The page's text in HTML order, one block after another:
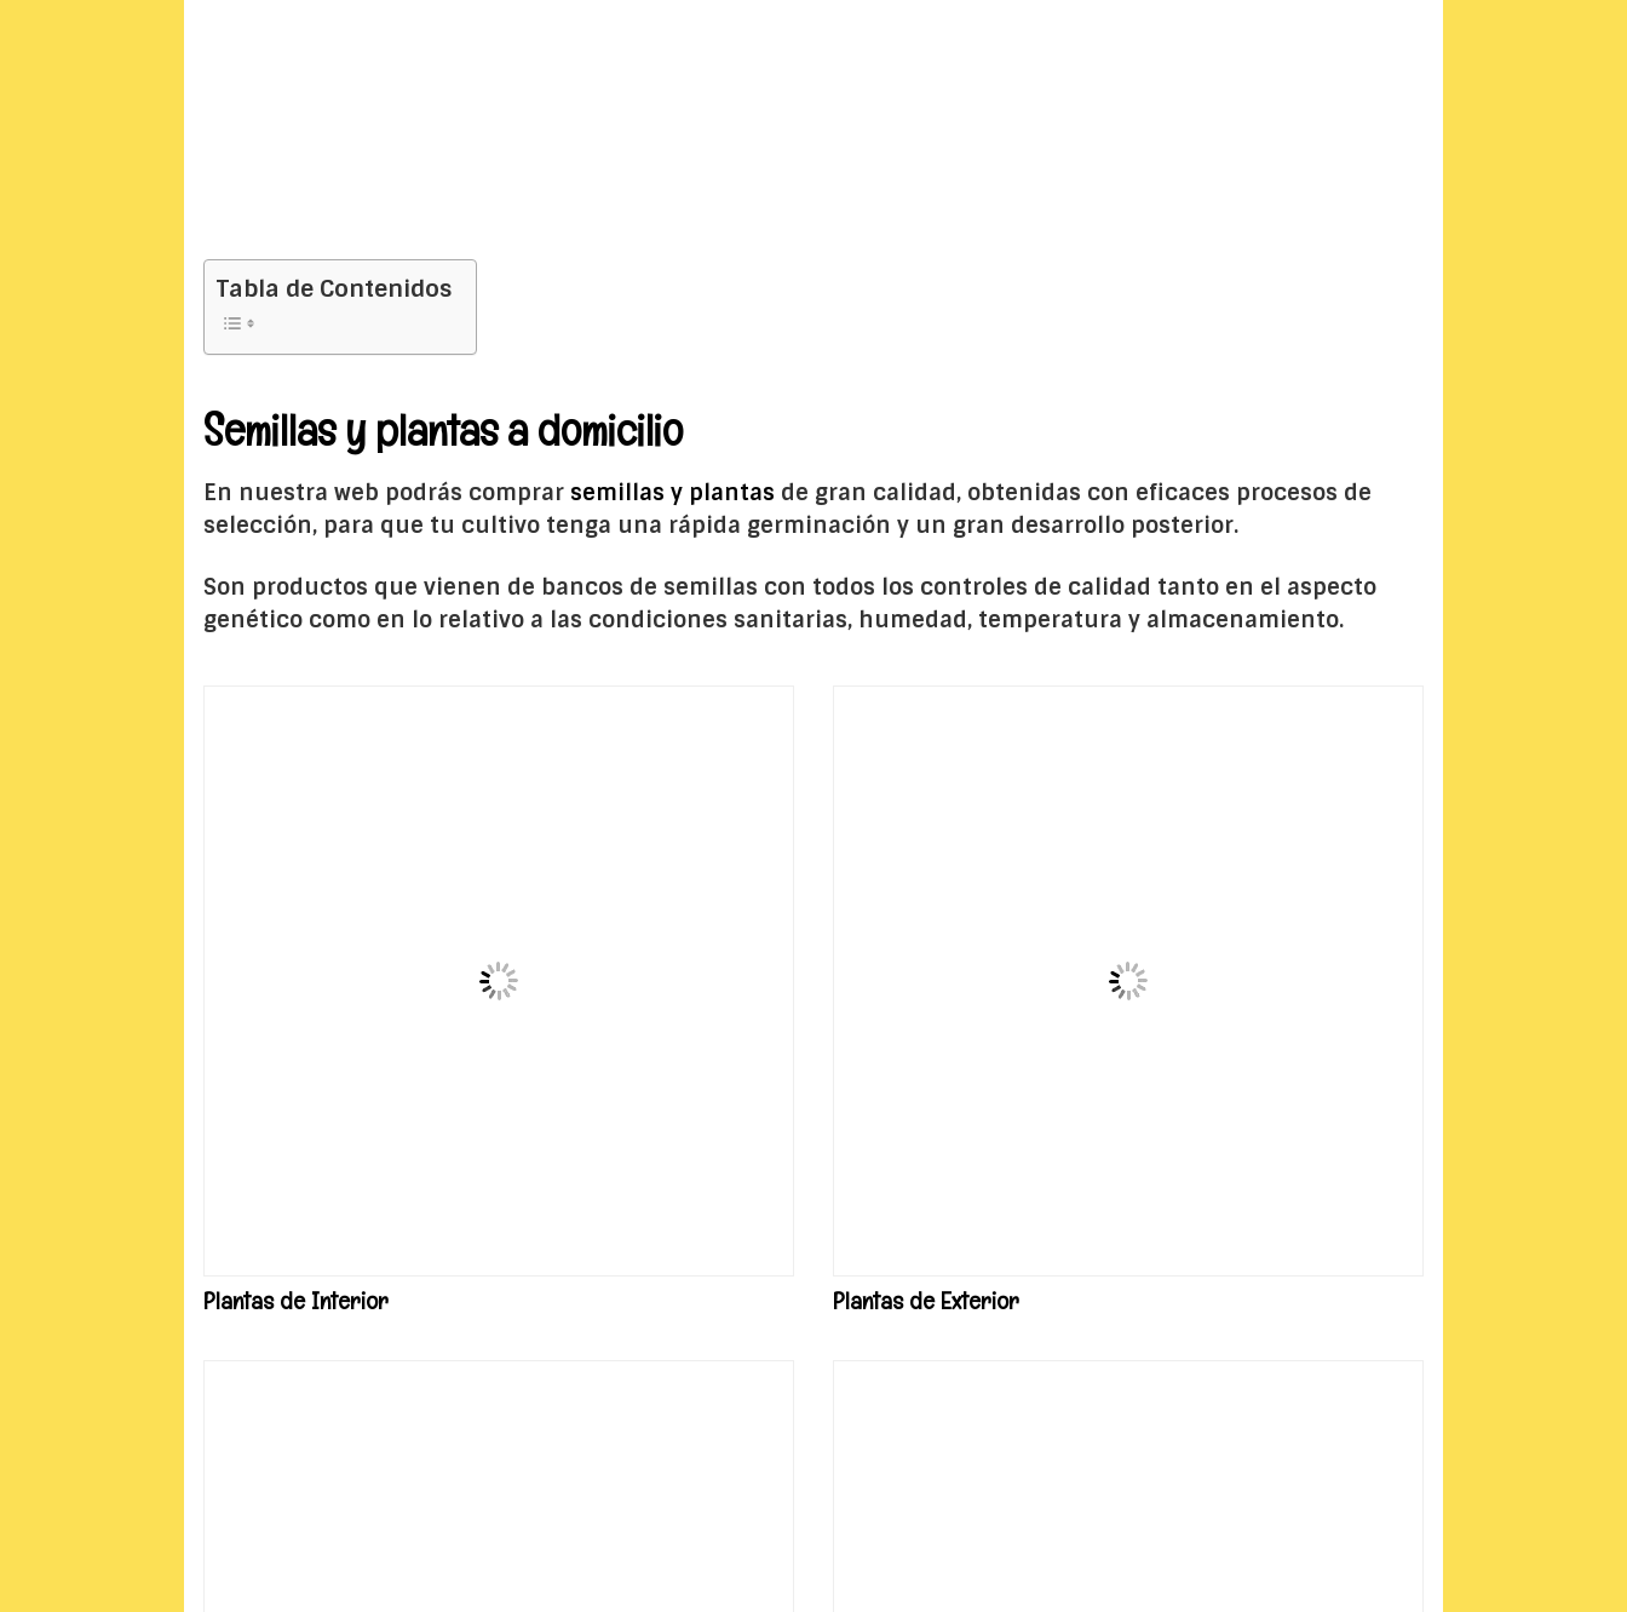
Tabla de Contenidos
Semillas y plantas a domicilio
En nuestra web podrás comprar semillas y plantas de gran calidad, obtenidas con eficaces procesos de
selección, para que tu cultivo tenga una rápida germinación y un gran desarrollo posterior.
Son productos que vienen de bancos de semillas con todos los controles de calidad tanto en el aspecto
genético como en lo relativo a las condiciones sanitarias, humedad, temperatura y almacenamiento.
Plantas de Interior Plantas de Exterior